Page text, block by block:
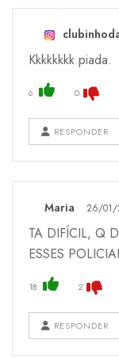
Kkkkkkkk piada.
6 0
RESPONDER
Maria 26/01/
TA DIFÍCIL, Q
ESSES
18 2
RESPONDER